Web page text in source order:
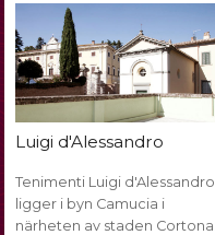
Luigi d'Alessandro
Tenimenti Luigi d'Alessandro
ligger i byn Camucia i
närheten av staden Cortona.